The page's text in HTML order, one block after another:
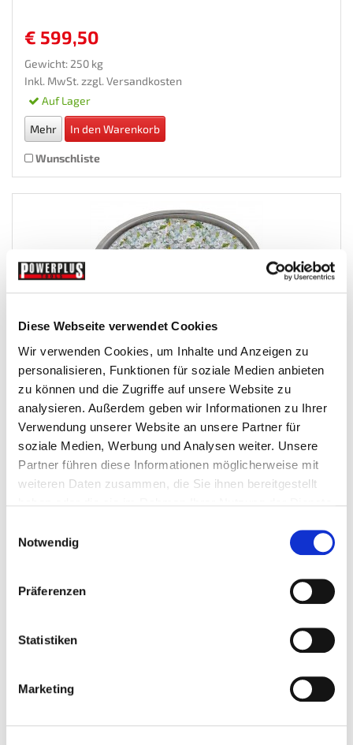
Diese Webseite verwendet Cookies
Wir verwenden Cookies, um Inhalte und Anzeigen zu
personalisieren, Funktionen für soziale Medien anbieten
zu können und die Zugriffe auf unsere Website zu
analysieren. Außerdem geben wir Informationen zu Ihrer
Verwendung unserer Website an unsere Partner für
soziale Medien, Werbung und Analysen weiter. Unsere
Partner führen diese Informationen möglicherweise mit
weiteren Daten zusammen, die Sie ihnen bereitgestellt
Notwendig
Präferenzen
Statistiken
Marketing
€ 599,50
Gewicht: 250 kg
Inkl. MwSt. zzgl. Versandkosten
Auf Lager
Mehr In den Warenkorb
Wunschliste
Glasgranulat 0,04 – 0,18 mm. für Strahlkabine...
Sandstrahlmittel-Strahlgut
€ 249,50
Wunschliste